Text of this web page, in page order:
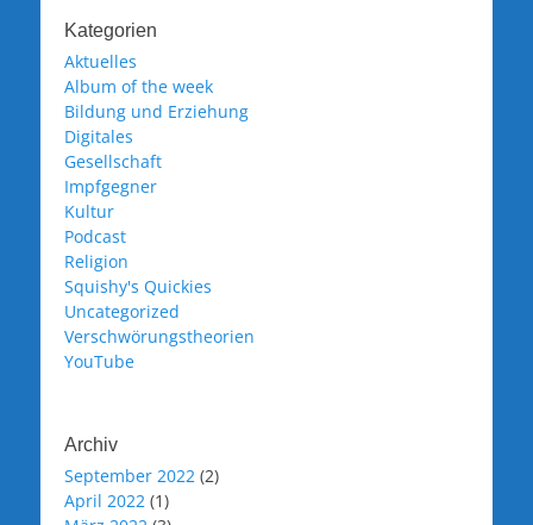
Kategorien
Aktuelles
Album of the week
Bildung und Erziehung
Digitales
Gesellschaft
Impfgegner
Kultur
Podcast
Religion
Squishy's Quickies
Uncategorized
Verschwörungstheorien
YouTube
Archiv
September 2022 (2)
April 2022 (1)